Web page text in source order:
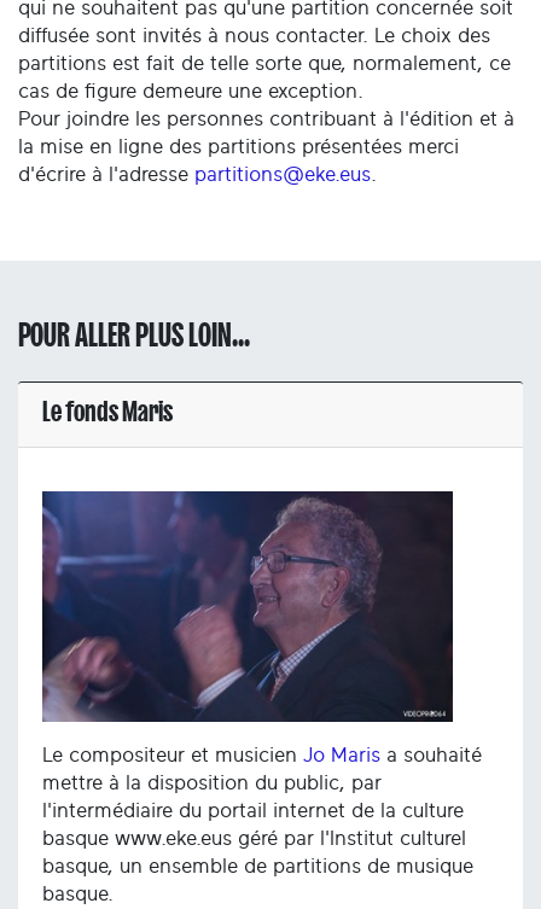
qui ne souhaitent pas qu'une partition concernée soit
diffusée sont invités à nous contacter. Le choix des
partitions est fait de telle sorte que, normalement, ce
cas de figure demeure une exception.
Pour joindre les personnes contribuant à l'édition et à
la mise en ligne des partitions présentées merci
d'écrire à l'adresse partitions@eke.eus
POUR ALLER PLUS LOIN...
Le fonds Maris
Le compositeur et musicien Jo Maris a souhaité
mettre à la disposition du public, par
l'intermédiaire du portail internet de la culture
basque www.eke.eus géré par l'Institut culturel
basque, un ensemble de partitions de musique
basque.